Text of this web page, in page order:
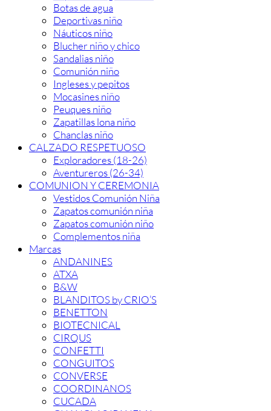
Botas de agua
Deportivas niño
Náuticos niño
Blucher niño y chico
Sandalias niño
Comunión niño
Ingleses y pepitos
Mocasines niño
Peuques niño
Zapatillas lona niño
Chanclas niño
CALZADO RESPETUOSO
Exploradores (18-26)
Aventureros (26-34)
COMUNION Y CEREMONIA
Vestidos Comunión Niña
Zapatos comunión niña
Zapatos comunión niño
Complementos niña
Marcas
ANDANINES
ATXA
B&W
BLANDITOS by CRIO’S
BENETTON
BIOTECNICAL
CIRQUS
CONFETTI
CONGUITOS
CONVERSE
COORDINANOS
CUCADA